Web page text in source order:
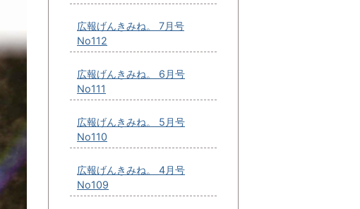
広報げんきみね。 7月号
No112
広報げんきみね。 6月号
No111
広報げんきみね。 5月号
No110
広報げんきみね。 4月号
No109